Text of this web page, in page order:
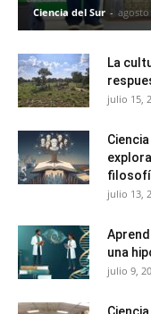
Ciencia del Sur - agosto
La
julio 15,
julio 13,
una
julio 9,